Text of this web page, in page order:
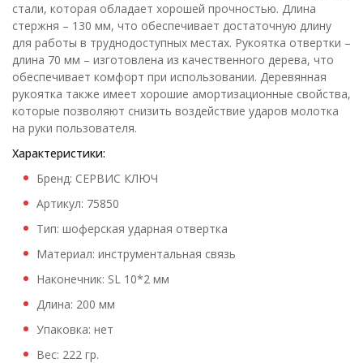
стали, которая обладает хорошей прочностью. Длина
стержня – 130 мм, что обеспечивает достаточную длину
для работы в труднодоступных местах. Рукоятка отвертки –
длина 70 мм – изготовлена из качественного дерева, что
обеспечивает комфорт при использовании. Деревянная
рукоятка также имеет хорошие амортизационные свойства,
которые позволяют снизить воздействие ударов молотка
на руки пользователя.
Характеристики:
Бренд: СЕРВИС КЛЮЧ
Артикул: 75850
Тип: шоферская ударная отвертка
Материал: инструментальная связь
Наконечник: SL 10*2 мм
Длина: 200 мм
Упаковка: нет
Вес: 222 гр.